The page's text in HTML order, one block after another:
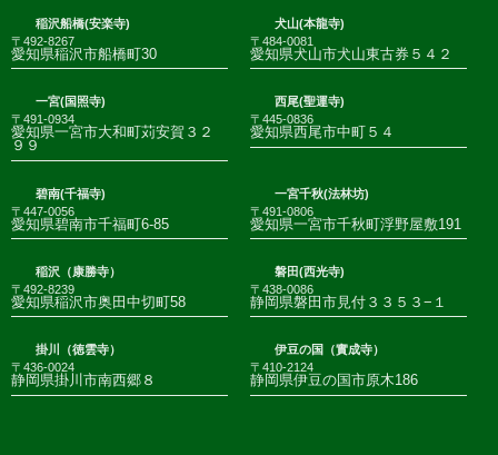
稲沢船橋(安楽寺)
〒492-8267
愛知県稲沢市船橋町30
犬山(本龍寺)
〒484-0081
愛知県犬山市犬山東古券５４２
一宮(国照寺)
〒491-0934
愛知県一宮市大和町苅安賀３２
９９
西尾(聖運寺)
〒445-0836
愛知県西尾市中町５４
碧南(千福寺)
〒447-0056
愛知県碧南市千福町6-85
一宮千秋(法林坊)
〒491-0806
愛知県一宮市千秋町浮野屋敷191
稲沢（康勝寺）
〒492-8239
愛知県稲沢市奥田中切町58
磐田(西光寺)
〒438-0086
静岡県磐田市見付３３５３−１
掛川（徳雲寺）
〒436-0024
静岡県掛川市南西郷８
伊豆の国（實成寺）
〒410-2124
静岡県伊豆の国市原木186